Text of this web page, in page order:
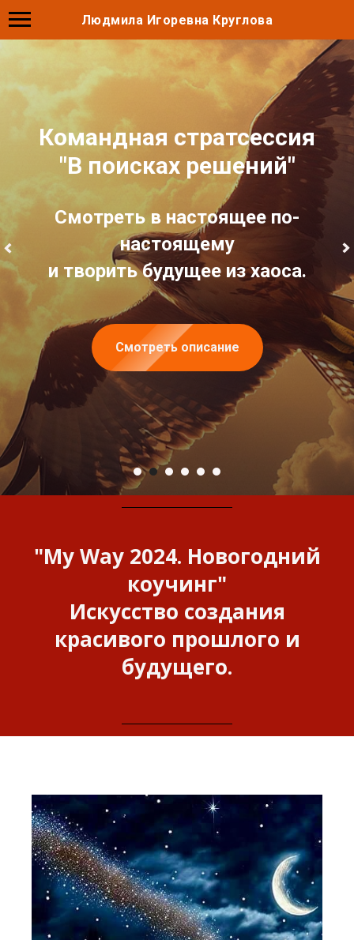
Людмила Игоревна Круглова
Тренинг
"Мышление
руководителя:
критическое
системное
креативное
Подробнее
"My Way 2024. Новогодний
коучинг"
Искусство создания
красивого прошлого и
будущего.